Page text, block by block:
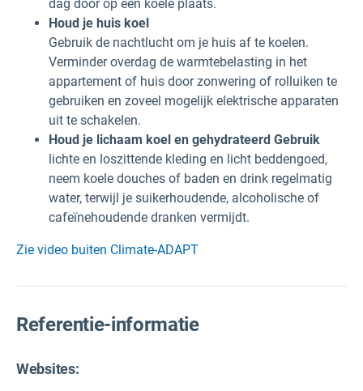
dag door op een koele plaats.
Houd je huis koel
Gebruik de nachtlucht om je huis af te koelen.
Verminder overdag de warmtebelasting in het
appartement of huis door zonwering of rolluiken te
gebruiken en zoveel mogelijk elektrische apparaten
uit te schakelen.
Houd je lichaam koel en gehydrateerd Gebruik
lichte en loszittende kleding en licht beddengoed,
neem koele douches of baden en drink regelmatig
water, terwijl je suikerhoudende, alcoholische of
cafeïnehoudende dranken vermijdt.
Zie video buiten Climate-ADAPT
Referentie-informatie
Websites: